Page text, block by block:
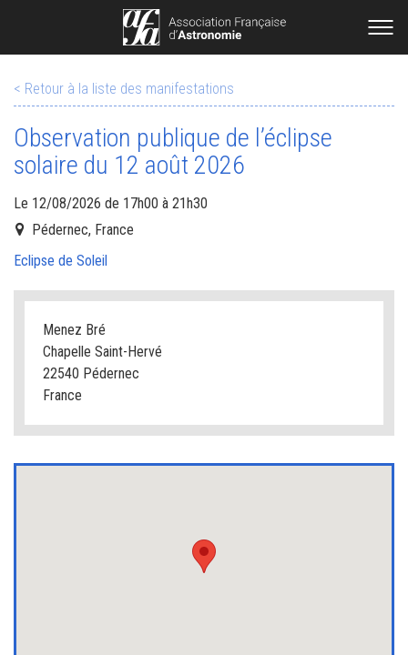
< Retour à la liste des manifestations
Observation publique de l’éclipse
solaire du 12 août 2026
Le 12/08/2026 de 17h00 à 21h30
Pédernec, France
Eclipse de Soleil
Menez Bré
Chapelle Saint-Hervé
22540 Pédernec
France